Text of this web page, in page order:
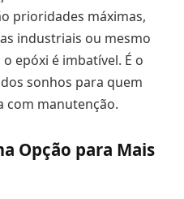
prioridades máximas,
industriais ou mesmo
epóxi é imbatível. É o
dos sonhos para quem
com manutenção.
Opção para Mais